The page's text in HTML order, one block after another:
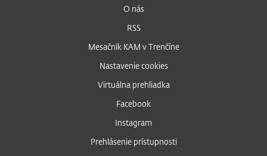
O nás
RSS
Mesačník KAM v Trenčíne
Nastavenie cookies
Virtuálna prehliadka
Facebook
Instagram
Prehlásenie prístupnosti